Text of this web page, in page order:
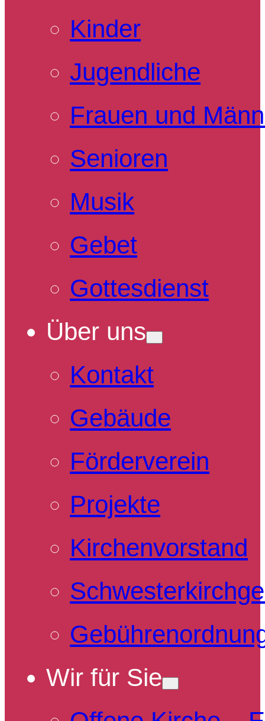
Kinder
Jugendliche
Frauen und
Senioren
Musik
Gebet
Gottesdienst
Über uns
Kontakt
Gebäude
Förderverein
Projekte
Kirchenvorstand
Wir für Sie